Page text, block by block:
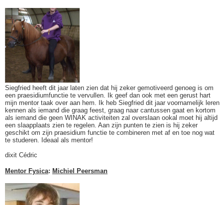
Siegfried heeft dit jaar laten zien dat hij zeker gemotiveerd genoeg is om
een praesidiumfunctie te vervullen. Ik geef dan ook met een gerust hart
mijn mentor taak over aan hem. Ik heb Siegfried dit jaar voornamelijk leren
kennen als iemand die graag feest, graag naar cantussen gaat en kortom
als iemand die geen WINAK activiteiten zal overslaan ookal moet hij altijd
een slaapplaats zien te regelen. Aan zijn punten te zien is hij zeker
geschikt om zijn praesidium functie te combineren met af en toe nog wat
te studeren. Ideaal als mentor!
dixit Cédric
Mentor Fysica: Michiel Peersman